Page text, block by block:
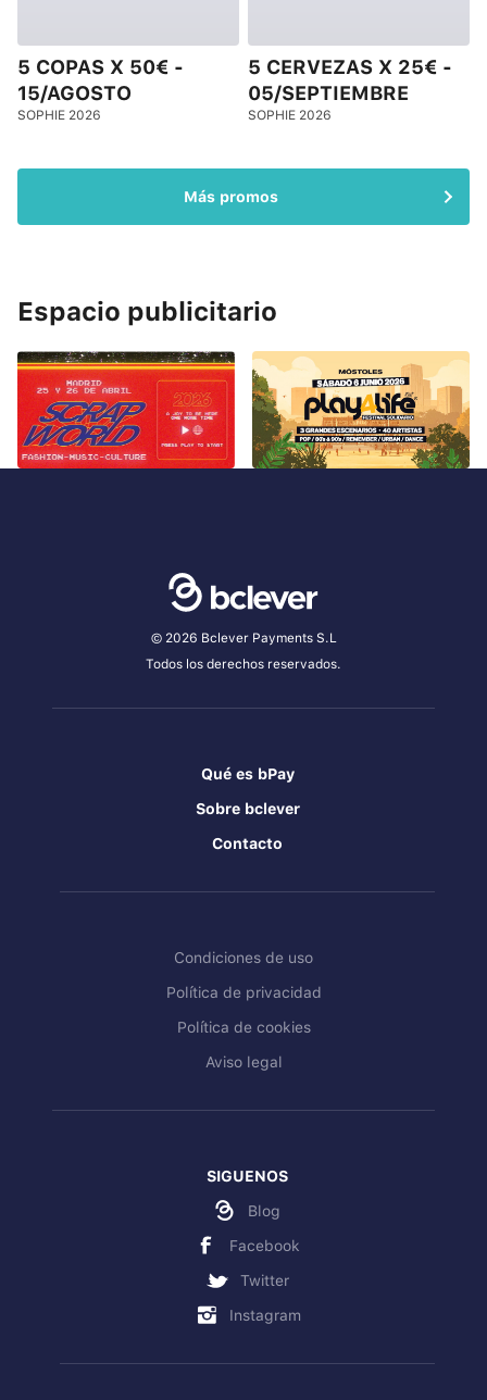
5 COPAS X 50€ -
15/AGOSTO
SOPHIE 2026
5 CERVEZAS X 25€ -
05/SEPTIEMBRE
SOPHIE 2026
Más promos
Espacio publicitario
© 2026 Bclever Payments S.L
Todos los derechos reservados.
Qué es bPay
Sobre bclever
Contacto
Condiciones de uso
Política de privacidad
Política de cookies
Aviso legal
SIGUENOS
Blog
Facebook
Twitter
Instagram